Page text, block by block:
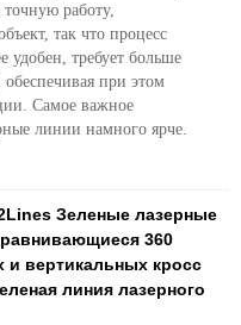
работу,
так что процесс
удобен, требует больше
при этом
Самое важное
линии намного ярче.
Зеленые лазерные
360
и вертикальных кросс
линия лазерного